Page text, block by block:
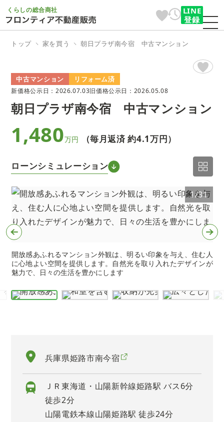
くらしの総合商社
LINE
登録
トップ 家を買う 朝日プラザ南今宿 中古マンション
中古マンション リフォーム済
新価格公示日：2026.07.03旧価格公示日：2026.05.08
朝日プラザ南今宿 中古マンション
1,480万円 （毎月返済 約4.1万円）
ローンシミュレーション
1/31
開放感あふれるマンション外観は、明るい印象を与え、住む人
に心地よい空間を提供します。自然光を取り入れたデザインが
魅力で、日々の生活を豊かにします
兵庫県姫路市南今宿
ＪＲ東海道・山陽新幹線姫路駅 バス6分
徒歩2分
山陽電鉄本線山陽姫路駅 徒歩24分